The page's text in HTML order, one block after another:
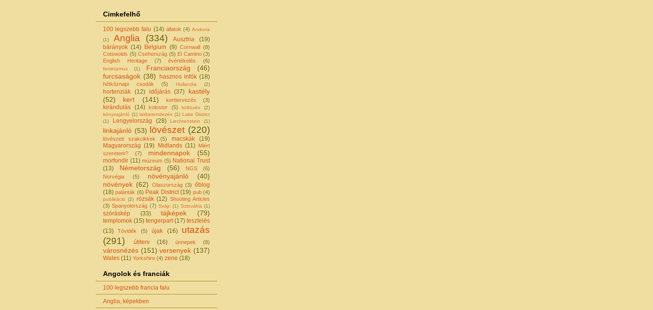
Cimkefelhő
100 legszebb falu (14) állatok (4) Andorra
(1)
Anglia (334) Ausztria
(19)
bárányok (14) Belgium (9) Cornwall (8)
Cotswolds (5) Csehország (5) El Camino (3)
English Heritage
(7) évértékelés (6)
feminizmus (1) Franciaország
(46)
furcsaságok (38) hasznos infók (18)
hétköznapi csodák (5) Hollandia (2)
hortenziák (12) időjárás (37)
kastély
(52)
kert (141) kerttervezés (3)
kirándulás (14) kolostor (5) költözés
(2)
könyvajánló (1) lakberendezés (1) Lake District
(1)
Lengyelország (28) Liechtenstein (1)
linkajánló (53) lövészet (220)
lövészeti szakcikkek (5) macskák
(19)
Magyarország (19) Midlands (11)
Miért
szeretem?
(7) mindennapok (55)
morfondír (11) múzeum (5) National Trust
(13)
Németország (56) NGS
(6)
Norvégia
(5) növényajánló
(40)
növények (62) Olaszország (3) őblog
(18) palánták (6) Peak District (19) pub (4)
publikáció (2) rózsák (12) Shooting Articles
(3) Spanyolország (7) Svájc (1) Szlovákia (1)
szóráskép (33) tájképek (79)
templomok (15) tengerpart (17) tesztelés
(13)
Tóvidék (5) újak (16)
utazás
(291)
útiterv (16) ünnepek (8)
városnézés (151) versenyek (137)
Wales (11) Yorkshire (4) zene (18)
Angolok és franciák
100 legszebb francia falu
Anglia, képekben